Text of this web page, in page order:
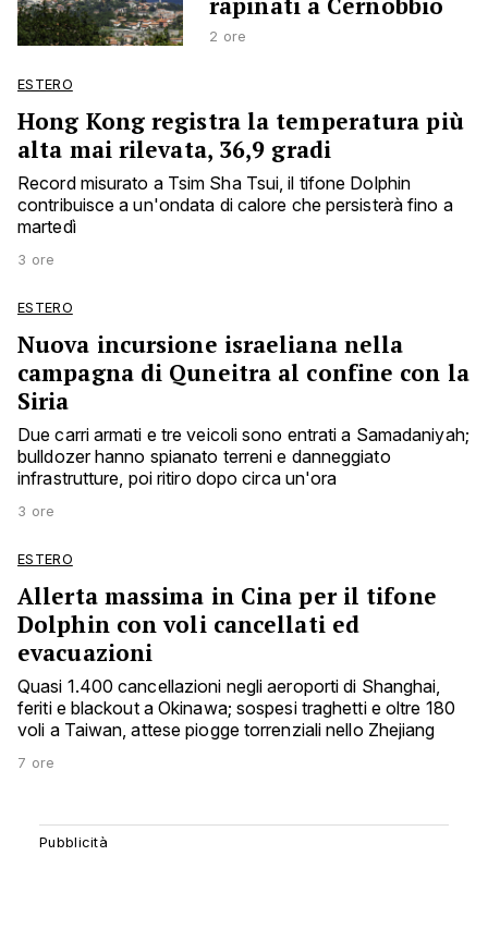
2 ore
ESTERO
Hong Kong registra la temperatura più
alta mai rilevata, 36,9 gradi
Record misurato a Tsim Sha Tsui, il tifone Dolphin
contribuisce a un'ondata di calore che persisterà fino a
martedì
3 ore
ESTERO
Nuova incursione israeliana nella
campagna di Quneitra al confine con la
Siria
Due carri armati e tre veicoli sono entrati a Samadaniyah;
bulldozer hanno spianato terreni e danneggiato
infrastrutture, poi ritiro dopo circa un'ora
3 ore
ESTERO
Allerta massima in Cina per il tifone
Dolphin con voli cancellati ed
evacuazioni
Quasi 1.400 cancellazioni negli aeroporti di Shanghai,
feriti e blackout a Okinawa; sospesi traghetti e oltre 180
voli a Taiwan, attese piogge torrenziali nello Zhejiang
7 ore